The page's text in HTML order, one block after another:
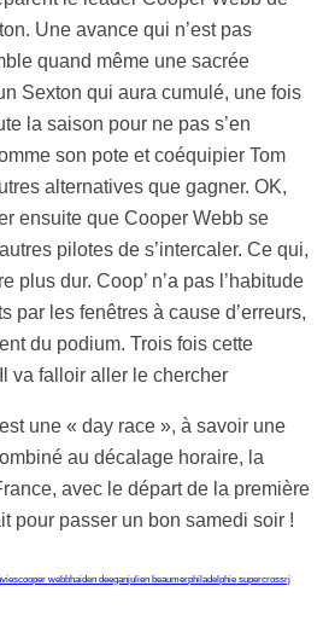
Une avance qui n’est pas
quand même une sacrée
Sexton qui aura cumulé, une fois
la saison pour ne pas s’en
son pote et coéquipier Tom
alternatives que gagner. OK,
ensuite que Cooper Webb se
pilotes de s’intercaler. Ce qui,
plus dur. Coop’ n’a pas l’habitude
par les fenêtres à cause d’erreurs,
du podium. Trois fois cette
va falloir aller le chercher
une « day race », à savoir une
au décalage horaire, la
avec le départ de la première
pour passer un bon samedi soir !
cooper webbhaiden deeganjulien beaumerphiladelphie supercrossrj